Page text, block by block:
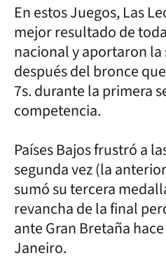
En estos Juegos, Las
mejor resultado de
nacional y aportaron
después del bronce
7s. durante la primera
competencia.
Países Bajos frustró a
segunda vez (la
sumó su tercera
revancha de la final
ante Gran Bretaña
Janeiro.